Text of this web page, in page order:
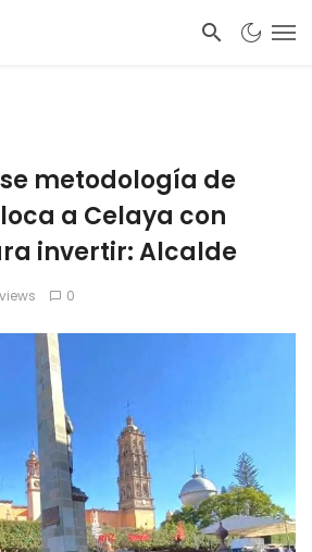
metodología de
a Celaya con
invertir: Alcalde
0